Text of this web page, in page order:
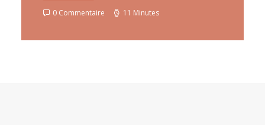
0 Commentaire 11 Minutes